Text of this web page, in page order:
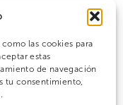
las cookies para
estas
de navegación
tu consentimiento,